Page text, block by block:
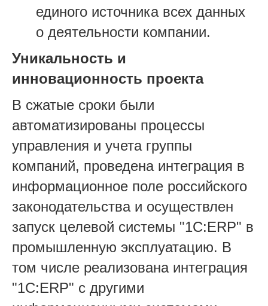
единого источника всех данных
о деятельности компании.
Уникальность и
инновационность проекта
В сжатые сроки были
автоматизированы процессы
управления и учета группы
компаний, проведена интеграция в
информационное поле российского
законодательства и осуществлен
запуск целевой системы "1С:ERP" в
промышленную эксплуатацию. В
том числе реализована интеграция
"1С:ERP" с другими